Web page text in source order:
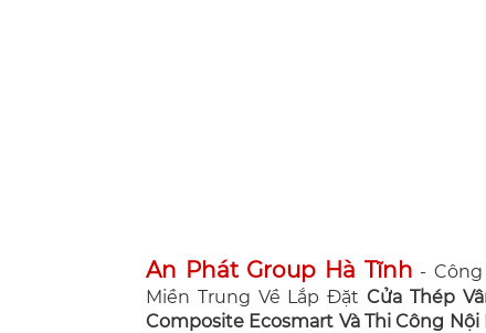
An Phát Group Hà Tĩnh -
Miền Trung Về Lắp ĐặtCửa Thép
Composite Ecosmart Và Thi Công